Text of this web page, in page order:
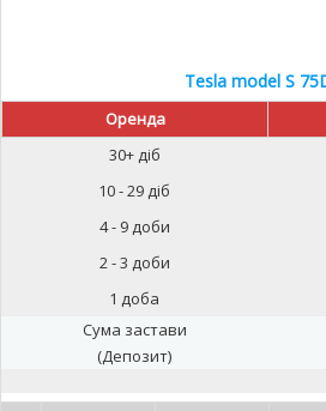
Tesla model S
Оренда
30+ діб
10 - 29 діб
4 - 9 доби
2 - 3 доби
1 доба
Сума застави
(Депозит)